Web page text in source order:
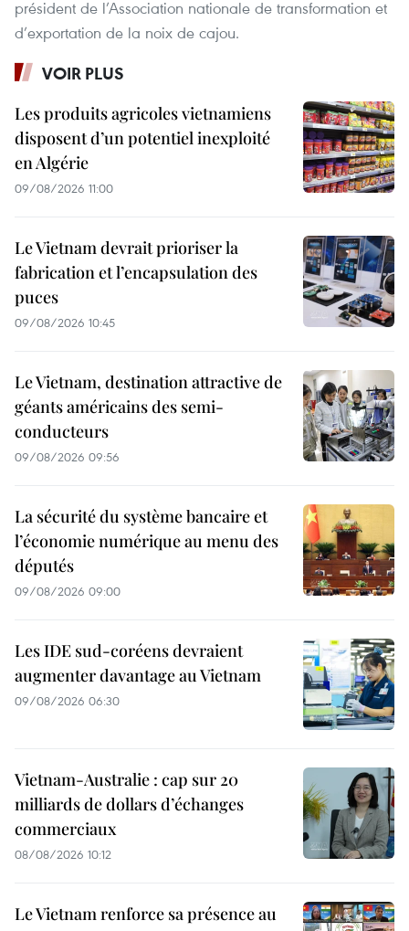
président de l’Association nationale de transformation et
d’exportation de la noix de cajou.
VOIR PLUS
Les produits agricoles vietnamiens
disposent d’un potentiel inexploité
en Algérie
09/08/2026 11:00
Le Vietnam devrait prioriser la
fabrication et l’encapsulation des
puces
09/08/2026 10:45
Le Vietnam, destination attractive de
géants américains des semi-
conducteurs
09/08/2026 09:56
La sécurité du système bancaire et
l’économie numérique au menu des
députés
09/08/2026 09:00
Les IDE sud-coréens devraient
augmenter davantage au Vietnam
09/08/2026 06:30
Vietnam-Australie : cap sur 20
milliards de dollars d’échanges
commerciaux
08/08/2026 10:12
Le Vietnam renforce sa présence au